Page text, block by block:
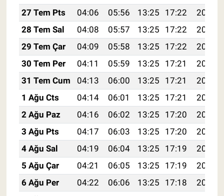
27 Tem Pts
04:06 05:56 13:25 17:22
20:45
28 Tem Sal
04:08 05:57 13:25 17:22
20:44
29 Tem Çar
04:09 05:58 13:25 17:22
20:43
30 Tem Per
04:11 05:59 13:25 17:21
20:42
31 Tem Cum
04:13 06:00 13:25 17:21
20:41
1 Ağu Cts
04:14 06:01 13:25 17:21
20:40
2 Ağu Paz
04:16 06:02 13:25 17:20
20:39
3 Ağu Pts
04:17 06:03 13:25 17:20
20:37
4 Ağu Sal
04:19 06:04 13:25 17:19
20:36
5 Ağu Çar
04:21 06:05 13:25 17:19
20:35
6 Ağu Per
04:22 06:06 13:25 17:18
20:34